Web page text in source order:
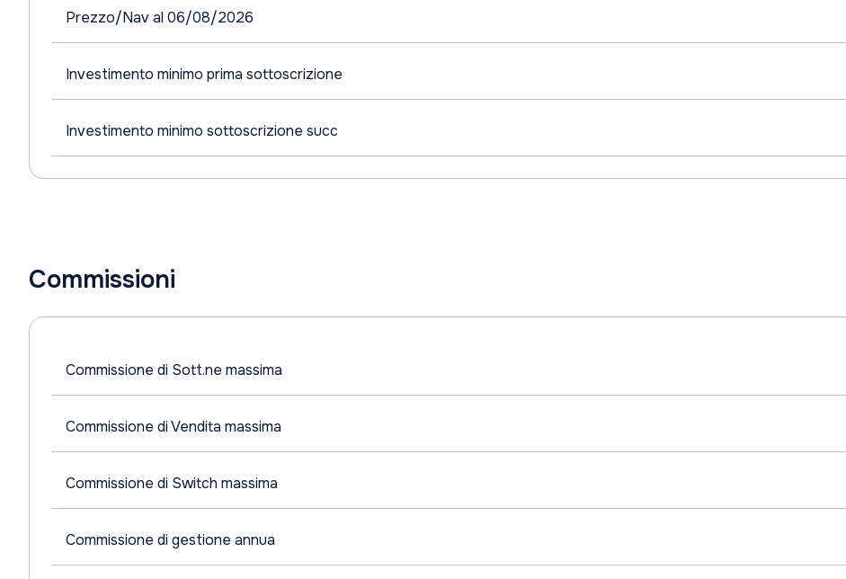
Prezzo/Nav al 06/08/2026
Investimento minimo prima sottoscrizione
Investimento minimo sottoscrizione succ
Commissioni
Commissione di Sott.ne massima
Commissione di Vendita massima
Commissione di Switch massima
Commissione di gestione annua